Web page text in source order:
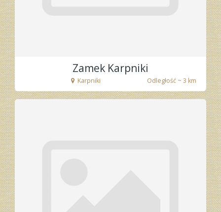
Zamek Karpniki
Karpniki Odległość ~ 3 km